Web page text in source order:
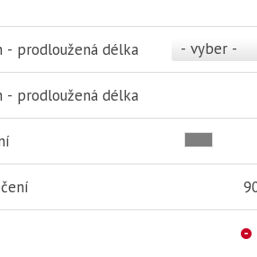
prodloužená délka - vyber -
prodloužená délka